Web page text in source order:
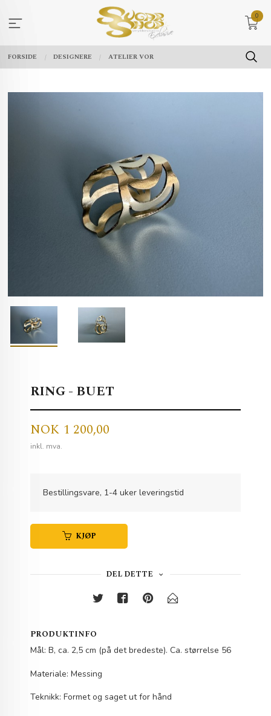
innholdet
0
FORSIDE DESIGNERE ATELIER VOR
RING - BUET
Pris
NOK 1 200,00
inkl. mva.
Bestillingsvare, 1-4 uker leveringstid
KJØP
DEL DETTE
PRODUKTINFO
Mål: B, ca. 2,5 cm (på det bredeste). Ca. størrelse 56
Materiale: Messing
Teknikk: Formet og saget ut for hånd